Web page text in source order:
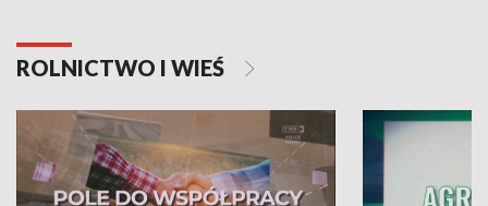
ROLNICTWO I WIEŚ